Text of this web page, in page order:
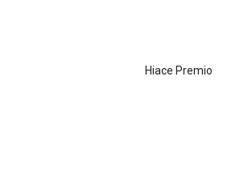
Hiace Premio